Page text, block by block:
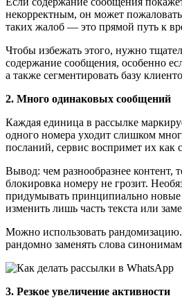
некорректным, он может
таких жалоб — это прямой путь к
Чтобы избежать этого, нужно
содержание сообщения, особенно
а также сегментировать базу
2. Много одинаковых сообщений
Каждая единица в рассылке
одного номера уходит слишком
посланий, сервис воспримет их как
Вывод: чем разнообразнее контент,
блокировка номеру не грозит.
придумывать принципиально
изменить лишь часть текста или
Можно использовать
рандомно заменять слова
3. Резкое увеличение активности